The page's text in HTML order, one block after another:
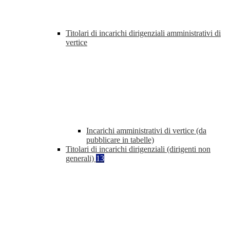
Titolari di incarichi dirigenziali amministrativi di
vertice
Incarichi amministrativi di vertice (da
pubblicare in tabelle)
Titolari di incarichi dirigenziali (dirigenti non
generali) 13